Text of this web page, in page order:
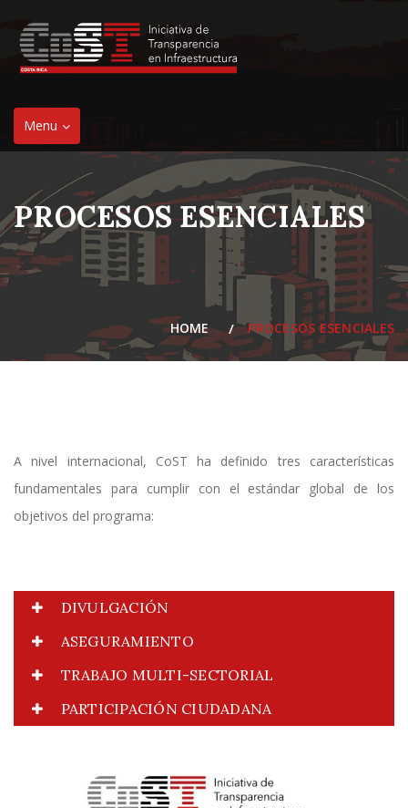
Toggle
navigation
Menu
PROCESOS ESENCIALES
HOME PROCESOS ESENCIALES
A nivel internacional, CoST ha definido tres características
fundamentales para cumplir con el estándar global de los
objetivos del programa:
DIVULGACIÓN
ASEGURAMIENTO
TRABAJO MULTI-SECTORIAL
PARTICIPACIÓN CIUDADANA